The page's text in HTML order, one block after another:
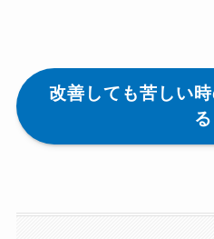
改善しても苦しい
る